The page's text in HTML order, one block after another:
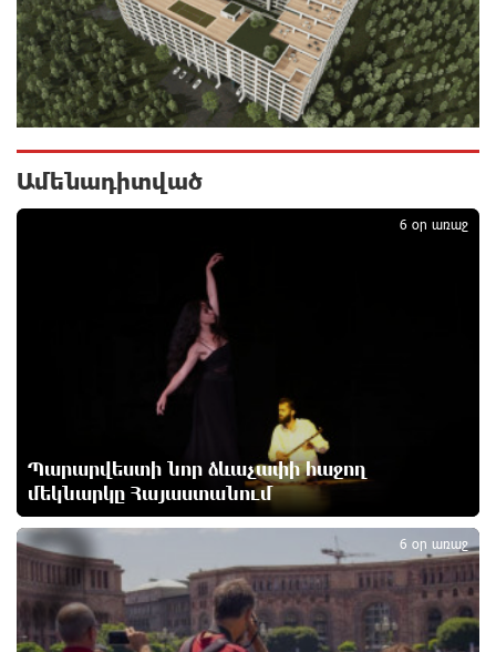
Քիշնևը և Կիևն աննախադեպ առաջընթաց են
գրանցել եվրաինտեգրման գործում. Ուկրաինայի
դեսպան
8 րոպե առաջ
Հայաստանը և արցախյան մշակութային
ժառանգությունը կներկայացվեն Վիեննայի
Երևանում կասեցվել է «Բամբու» բար-ռեստորանի
արտադրական գործունեությունը՝
սանիտարահիգիենիկ նորմերի խախտումների
Ինչ աջակցություն է նախատեսված երեխա
ունեցող ընտանիքներին
մեկ ժամ առաջ
«Արարատ-Արմենիան» նոր դարպասապահ ունի
2 ժամ առաջ
Ամենադիտված
Պարարվեստի նոր ձևաչափի հաջող
մեկնարկը Հայաստանում
6 օր առաջ
1
6 օր առաջ
2